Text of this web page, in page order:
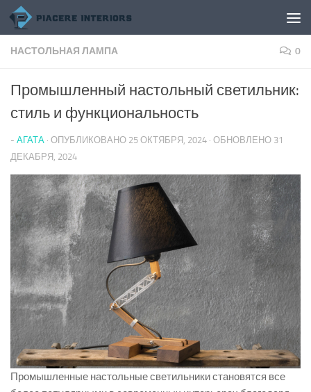
Перейти к содержимому
НАСТОЛЬНАЯ ЛАМПА 0
Промышленный настольный светильник:
стиль и функциональность
- АГАТА · ОПУБЛИКОВАНО 25 ОКТЯБРЯ, 2024 · ОБНОВЛЕНО 31
ДЕКАБРЯ, 2024
Промышленные настольные светильники становятся все